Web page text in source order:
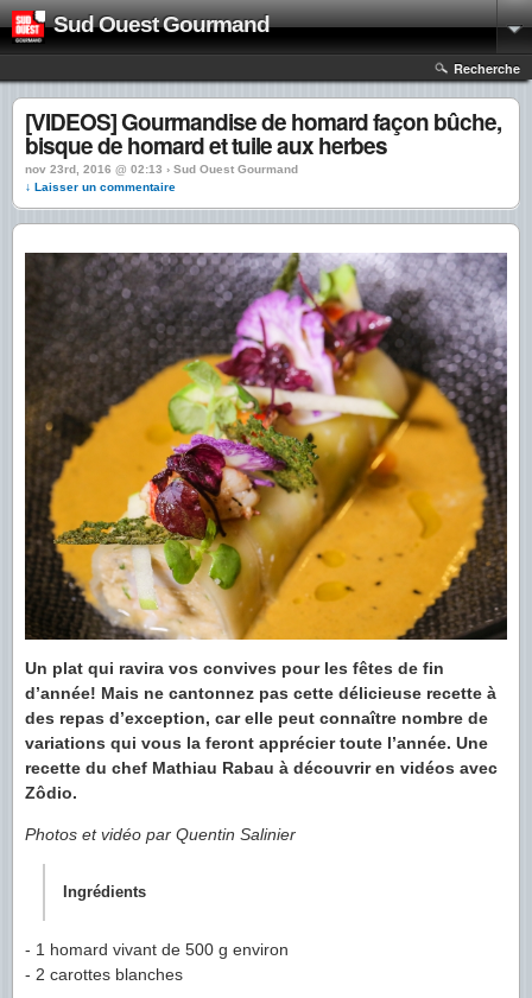
Sud Ouest Gourmand
Recherche
[VIDEOS] Gourmandise de homard façon bûche,
bisque de homard et tuile aux herbes
nov 23rd, 2016 @ 02:13 › Sud Ouest Gourmand
↓ Laisser un commentaire
Un plat qui ravira vos convives pour les fêtes de fin
d’année! Mais ne cantonnez pas cette délicieuse recette à
des repas d’exception, car elle peut connaître nombre de
variations qui vous la feront apprécier toute l’année. Une
recette du chef Mathiau Rabau à découvrir en vidéos avec
Zôdio.
Photos et vidéo par Quentin Salinier
Ingrédients
- 1 homard vivant de 500 g environ
- 2 carottes blanches